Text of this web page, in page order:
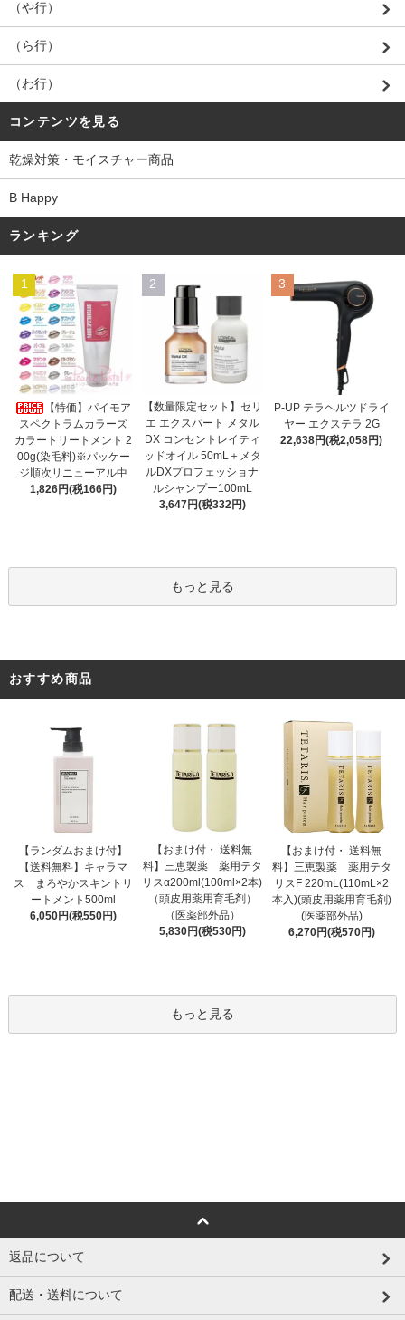
（や行）
（ら行）
（わ行）
コンテンツを見る
乾燥対策・モイスチャー商品
B Happy
ランキング
1
【特価】パイモア
スペクトラムカラーズ
カラートリートメント 2
00g(染毛料)※パッケー
ジ順次リニューアル中
1,826円(税166円)
2
【数量限定セット】セリ
エ エクスパート メタル
DX コンセントレイティ
ッドオイル 50mL＋メタ
ルDXプロフェッショナ
ルシャンプー100mL
3,647円(税332円)
3
P-UP テラヘルツドライ
ヤー エクステラ 2G
22,638円(税2,058円)
もっと見る
おすすめ商品
【ランダムおまけ付】
【送料無料】キャラマ
ス まろやかスキントリ
ートメント500ml
6,050円(税550円)
【おまけ付・ 送料無
料】三恵製薬 薬用テタ
リスα200ml(100ml×2本)
（頭皮用薬用育毛剤）
（医薬部外品）
5,830円(税530円)
【おまけ付・ 送料無
料】三恵製薬 薬用テタ
リスF 220mL(110mL×2
本入)(頭皮用薬用育毛剤)
(医薬部外品)
6,270円(税570円)
もっと見る
返品について
配送・送料について